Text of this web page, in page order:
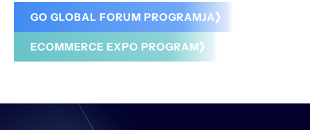
GO GLOBAL FORUM PROGRAMJA
ECOMMERCE EXPO PROGRAM